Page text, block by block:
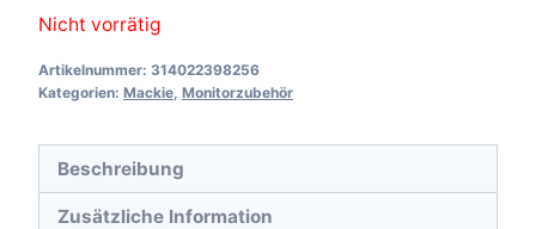
Nicht vorrätig
Artikelnummer: 314022398256
Kategorien: Mackie Monitorzubehör
Beschreibung
Zusätzliche Information